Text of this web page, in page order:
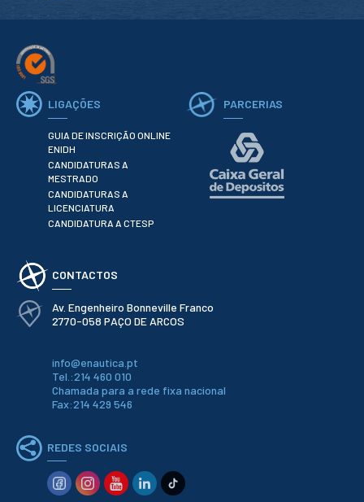
BIBLIOTECA
Informação geral
Biblioteca
Insights
Utilizadores
Serviços
Gestão de
bibliografias
Recursos
Eletrónicos
Catálogo ENIDH
Outros Recursos
Sugestões e
Reclamações
Centros da ENIDH
Investigação e
Desenvolvimento
Projetos de
Financiamento
Projetos
Pedagógicos
LIGAÇÕES
GUIA DE INSCRIÇÃO ONLINE
ENIDH
CANDIDATURAS A
MESTRADO
CANDIDATURAS A
LICENCIATURA
CANDIDATURA A CTESP
PARCERIAS
CONTACTOS
Av. Engenheiro Bonneville Franco
2770-058 PAÇO DE ARCOS
info@enautica.pt
Tel.:214 460 010
Chamada para a rede fixa nacional
Fax:214 429 546
REDES SOCIAIS